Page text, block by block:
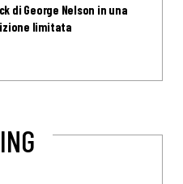
di George Nelson in una
limitata